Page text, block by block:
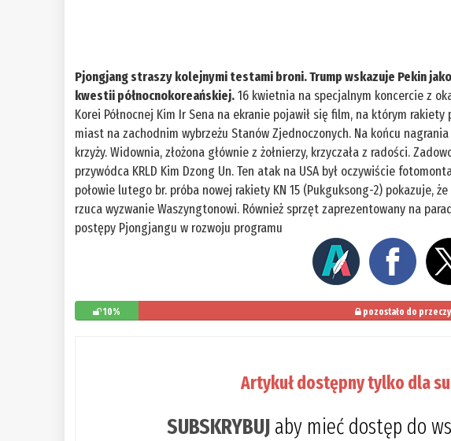
Pjongjang straszy kolejnymi testami broni. Trump wskazuje Pekin
kwestii północnokoreańskiej.16 kwietnia na specjalnym koncercie z
Korei Północnej Kim Ir Sena na ekranie pojawił się film, na którym
miast na zachodnim wybrzeżu Stanów Zjednoczonych. Na końcu
krzyży. Widownia, złożona głównie z żołnierzy, krzyczała z radości.
przywódca KRLD Kim Dzong Un. Ten atak na USA był oczywiście
połowie lutego br. próba nowej rakiety KN 15 (Pukguksong-2) pokazuje,
rzuca wyzwanie Waszyngtonowi. Również sprzęt zaprezentowany na
postępy Pjongjangu w rozwoju programu
10% pozostało do
Artykuł dostępny tylko dla
SUBSKRYBUJ aby mieć dostęp do